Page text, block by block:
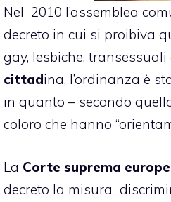
Nel 2010 l’assemblea
decreto in cui si proibiva
gay, lesbiche,
cittadina, l’ordinanza è
in quanto – secondo
coloro che hanno
La Corte suprema
decreto la misura